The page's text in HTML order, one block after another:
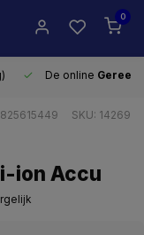
0
De online
SKU: 14269
ion Accu